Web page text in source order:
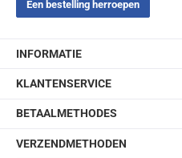
Een bestelling herroepen
INFORMATIE
KLANTENSERVICE
BETAALMETHODES
VERZENDMETHODEN